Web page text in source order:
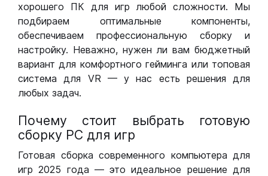
хорошего ПК для игр любой сложности. Мы
подбираем оптимальные компоненты,
обеспечиваем профессиональную сборку и
настройку. Неважно, нужен ли вам бюджетный
вариант для комфортного гейминга или топовая
система для VR — у нас есть решения для
любых задач.
Почему стоит выбрать готовую
сборку РС для игр
Готовая сборка современного компьютера для
игр 2025 года — это идеальное решение для